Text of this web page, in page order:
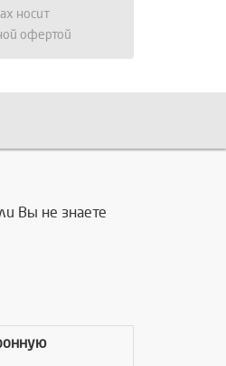
носит
офертой
Вы не знаете